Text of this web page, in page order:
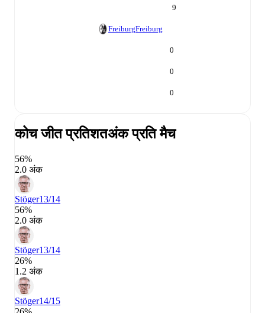
9
FreiburgFreiburg
0
0
0
कोच जीत प्रतिशतअंक प्रति मैच
56%
2.0 अंक
Stöger13/14
56%
2.0 अंक
Stöger13/14
26%
1.2 अंक
Stöger14/15